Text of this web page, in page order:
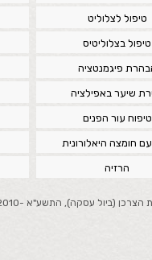
טיפול לצלוליט
טיפול בצלוליטיס
פיגמנטציה
שיער באפילציה
טיפוח עור הפנים
חומצה היאלורונית
הרזיה